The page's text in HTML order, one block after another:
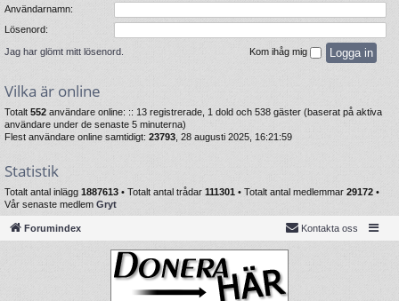
Användarnamn:
Lösenord:
Jag har glömt mitt lösenord. Kom ihåg mig
Vilka är online
Totalt 552 användare online: :: 13 registrerade, 1 dold och 538 gäster (baserat på aktiva
användare under de senaste 5 minuterna)
Flest användare online samtidigt: 23793 , 28 augusti 2025, 16:21:59
Statistik
Totalt antal inlägg 1887613 • Totalt antal trådar 111301 • Totalt antal medlemmar 29172 •
Vår senaste medlem Gryt
Forumindex Kontakta oss